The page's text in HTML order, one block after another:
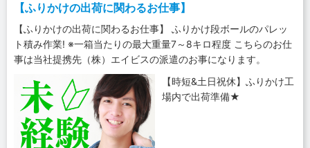
【ふりかけの出荷に関わるお仕事】
【ふりかけの出荷に関わるお仕事】 ふりかけ段ボールのパレッ
ト積み作業! ※一箱当たりの最大重量7～8キロ程度 こちらのお仕
事は当社提携先（株）エイビスの派遣のお事になります。
【時短&土日祝休】ふりかけ工
場内で出荷準備★